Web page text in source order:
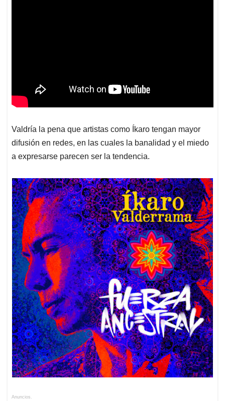
Valdría la pena que artistas como Íkaro tengan mayor
difusión en redes, en las cuales la banalidad y el miedo
a expresarse parecen ser la tendencia.
Anuncios.